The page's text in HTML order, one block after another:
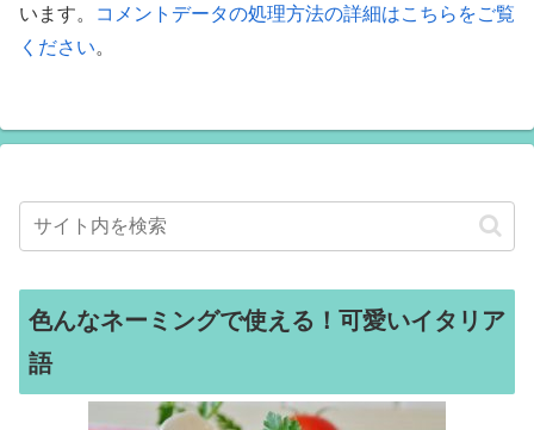
います。
コメントデータの処理方法の詳細はこちらをご覧
ください。
色んなネーミングで使える！可愛いイタリア
語